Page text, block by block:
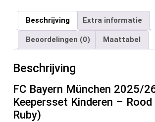
ce
b
o
o
k
tt
er
ail er
es
t
d
di
t
ke
dI
n
e
n
Beschrijving Extra informatie
Beoordelingen (0) Maattabel
Beschrijving
FC Bayern München 2025/
Keepersset Kinderen – Rood
Ruby)